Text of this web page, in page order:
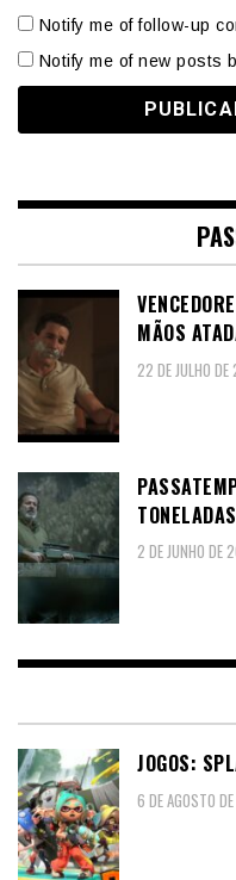
Notify me of follow-up
Notify me of new posts
MÃOS
22 DE JULHO
2 DE JUNHO DE
JOGOS:
6 DE AGOSTO